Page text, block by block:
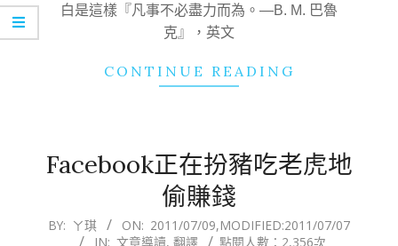
白是這樣『凡事不必盡力而為。—B. M. 巴魯
克』，英文
CONTINUE READING
Facebook正在扮豬吃老虎地
偷賺錢
2011-
BY: ㄚ琪 ON: 2011/07/09,MODIFIED:2011/07/07
IN: 文章導讀, 翻譯 點閱人數：2,356次